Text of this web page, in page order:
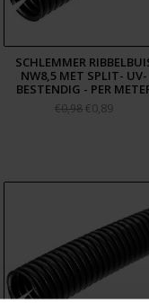
SCHLEMMER
NW8,5 MET SPLIT- UV-
BESTENDIG - PER
€0,98€0,89